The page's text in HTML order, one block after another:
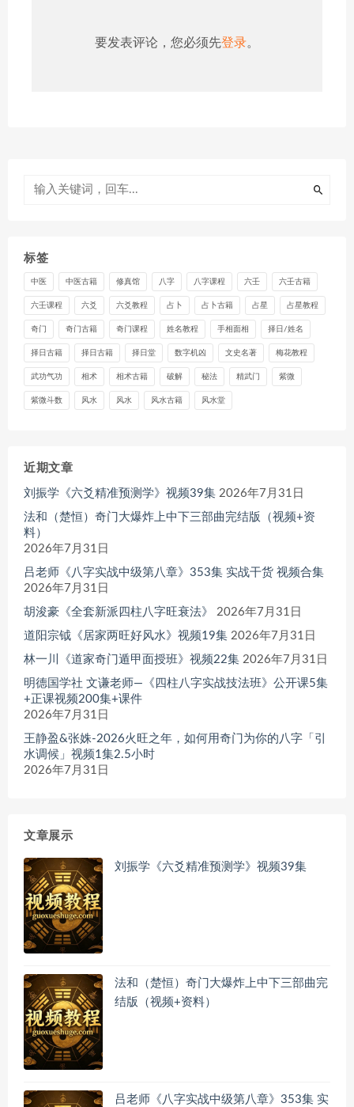
要发表评论，您必须先登录。
标签
中医 中医古籍 修真馆 八字 八字课程 六壬 六壬古籍
六壬课程 六爻 六爻教程 占卜 占卜古籍 占星 占星教程
奇门 奇门古籍 奇门课程 姓名教程 手相面相 择日/姓名
择日古籍 择日古籍 择日堂 数字机凶 文史名著 梅花教程
武功气功 相术 相术古籍 破解 秘法 精武门 紫微
紫微斗数 风水 风水 风水古籍 风水堂
近期文章
刘振学《六爻精准预测学》视频39集 2026年7月31日
法和（楚恒）奇门大爆炸上中下三部曲完结版（视频+资
料）
2026年7月31日
吕老师《八字实战中级第八章》353集 实战干货 视频合集
2026年7月31日
胡浚豪《全套新派四柱八字旺衰法》
2026年7月31日
道阳宗钺《居家两旺好风水》视频19集 2026年7月31日
林一川《道家奇门遁甲面授班》视频22集 2026年7月31日
明德国学社 文谦老师—《四柱八字实战技法班》公开课5集
+正课视频200集+课件
2026年7月31日
王静盈&张姝-2026火旺之年，如何用奇门为你的八字「引
水调候」视频1集2.5小时
2026年7月31日
文章展示
刘振学《六爻精准预测学》视频39集
法和（楚恒）奇门大爆炸上中下三部曲完
结版（视频+资料）
吕老师《八字实战中级第八章》353集 实